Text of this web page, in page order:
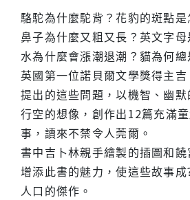
駱駝為什麼駝背？花豹的斑點
鼻子為什麼又粗又長？英文字
水為什麼會漲潮退潮？貓為何
英國第一位諾貝爾文學獎得主
提出的這些問題，以機智、幽
行空的想像，創作出12篇充滿
事，讀來不禁令人莞爾。
書中吉卜林親手繪製的插圖和
增添此書的魅力，使這些故事
人口的傑作。